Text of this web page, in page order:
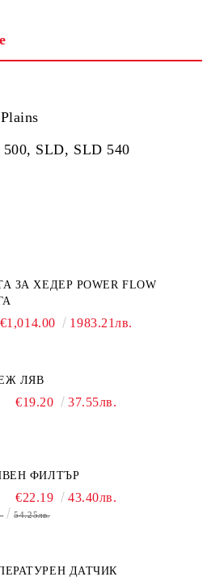
SLD, SLD 540
ЗА ХЕДЕР POWER FLOW
€1,014.00 1983.21лв.
ЛЯВ
€19.20 37.55лв.
ФИЛТЪР
€22.19 43.40лв.
54.25лв.
ДАТЧИК